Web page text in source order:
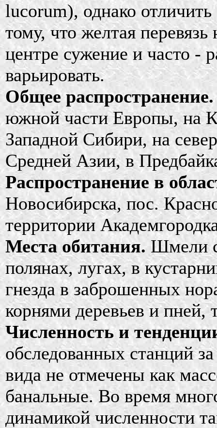
lucorum), однако
тому, что желтая
центре сужение и часто -
варьировать.
Общее распространение.
южной части Европы, на
Западной Сибири, на
Средней Азии, в
Распространение в
Новосибирска, пос.
территории
Места обитания.Шмели
полянах, лугах, в
гнезда в заброшенных
корнями деревьев и пней,
Численность и
обследованных станций
вида не отмечены как
банальные. Во время
динамикой численности